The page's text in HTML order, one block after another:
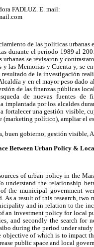
FADLUZ. E. mail:
de las políticas urbanas
durante el periodo 1989 al
se revisaron y
las Memorias y Cuenta y, se
de la investigación
y en el mayor peso dado
de las finanzas públicas
de nuevas fuentes de
implantada por los alcaldes
una gestión visible,
(marketing político), ampliar el
buen gobierno, gestión visible,
Between Urban Policy &
of urban policy in the
understand the relationship
the municipal government
As a result of this research,
and in relation to the
an investment policy for local
and secondly the search for
during the period under
objective of which is to impact
public space and local